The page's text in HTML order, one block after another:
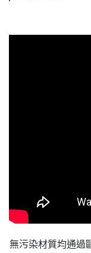
無污染材質均通過